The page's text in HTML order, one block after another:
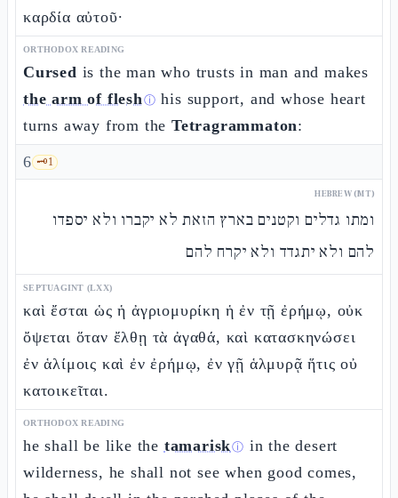
καρδία αὐτοῦ·
ORTHODOX READING
Cursed is the man who trusts in man and makes
the arm of fleshⓘ his support, and whose heart
turns away from theTetragrammaton:
6 🗝️1
HEBREW (MT)
ומתו גדלים וקטנים בארץ הזאת לא יקברו ולא יספדו
להם ולא יתגדד ולא יקרח להם
SEPTUAGINT (LXX)
καὶ ἔσται ὡς ἡ ἀγριομυρίκη ἡ ἐν τῇ ἐρήμῳ, οὐκ
ὄψεται ὅταν ἔλθῃ τὰ ἀγαθά, καὶ κατασκηνώσει
ἐν ἁλίμοις καὶ ἐν ἐρήμῳ, ἐν γῇ ἁλμυρᾷ ἥτις οὐ
κατοικεῖται.
ORTHODOX READING
he shall be like the tamariskⓘ in the desert
wilderness, he shall not see when good comes,